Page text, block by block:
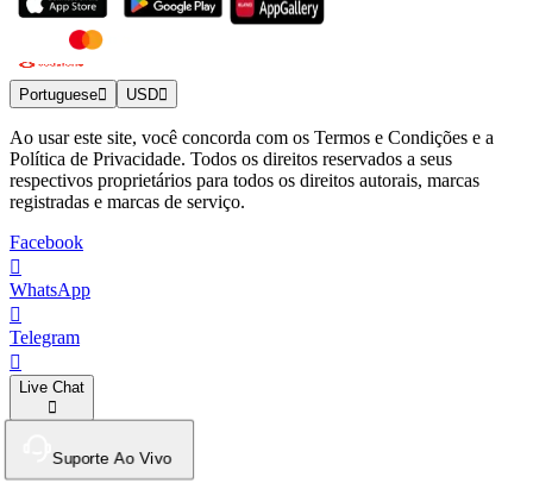
Portuguese USD
Ao usar este site, você concorda com os Termos e Condições e a
Política de Privacidade. Todos os direitos reservados a seus
respectivos proprietários para todos os direitos autorais, marcas
registradas e marcas de serviço.
Facebook
WhatsApp
Telegram
Live Chat
Suporte Ao Vivo